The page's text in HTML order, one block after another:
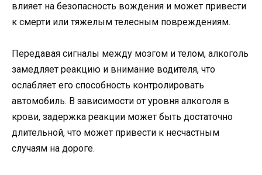
влияет на безопасность вождения и может привести
к смерти или тяжелым телесным повреждениям.
Передавая сигналы между мозгом и телом, алкоголь
замедляет реакцию и внимание водителя, что
ослабляет его способность контролировать
автомобиль. В зависимости от уровня алкоголя в
крови, задержка реакции может быть достаточно
длительной, что может привести к несчастным
случаям на дороге.